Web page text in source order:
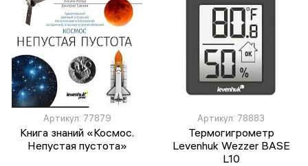
Артикул: 77879
Книга знаний «Космос.
Непустая пустота»
Артикул: 78883
Термогигрометр
Levenhuk Wezzer BASE
L10